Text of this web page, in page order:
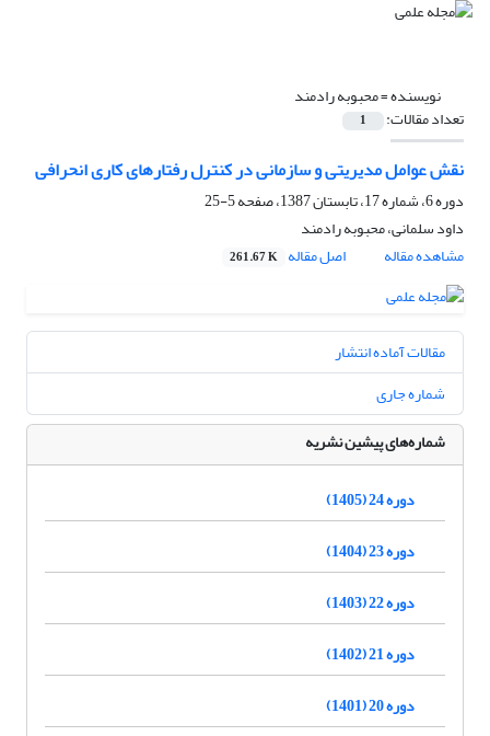
نویسنده =محبوبه رادمند
تعداد مقالات: 1
نقش عوامل مدیریتی و سازمانی در کنترل رفتارهای کاری انحرافی
دوره 6، شماره 17، تابستان 1387، صفحه
5-25
داود سلمانی، محبوبه رادمند
مشاهده مقاله
اصل مقاله 261.67 K
مقالات آماده انتشار
شماره جاری
شماره‌های پیشین نشریه
دوره 24 (1405)
دوره 23 (1404)
دوره 22 (1403)
دوره 21 (1402)
دوره 20 (1401)